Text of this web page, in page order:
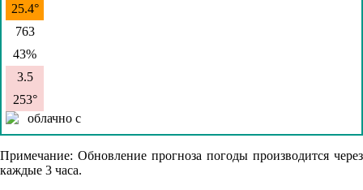
25.4°
763
43%
3.5
253°
06.08
15:00
Примечание: Обновление прогноза погоды производится через
каждые 3 часа.